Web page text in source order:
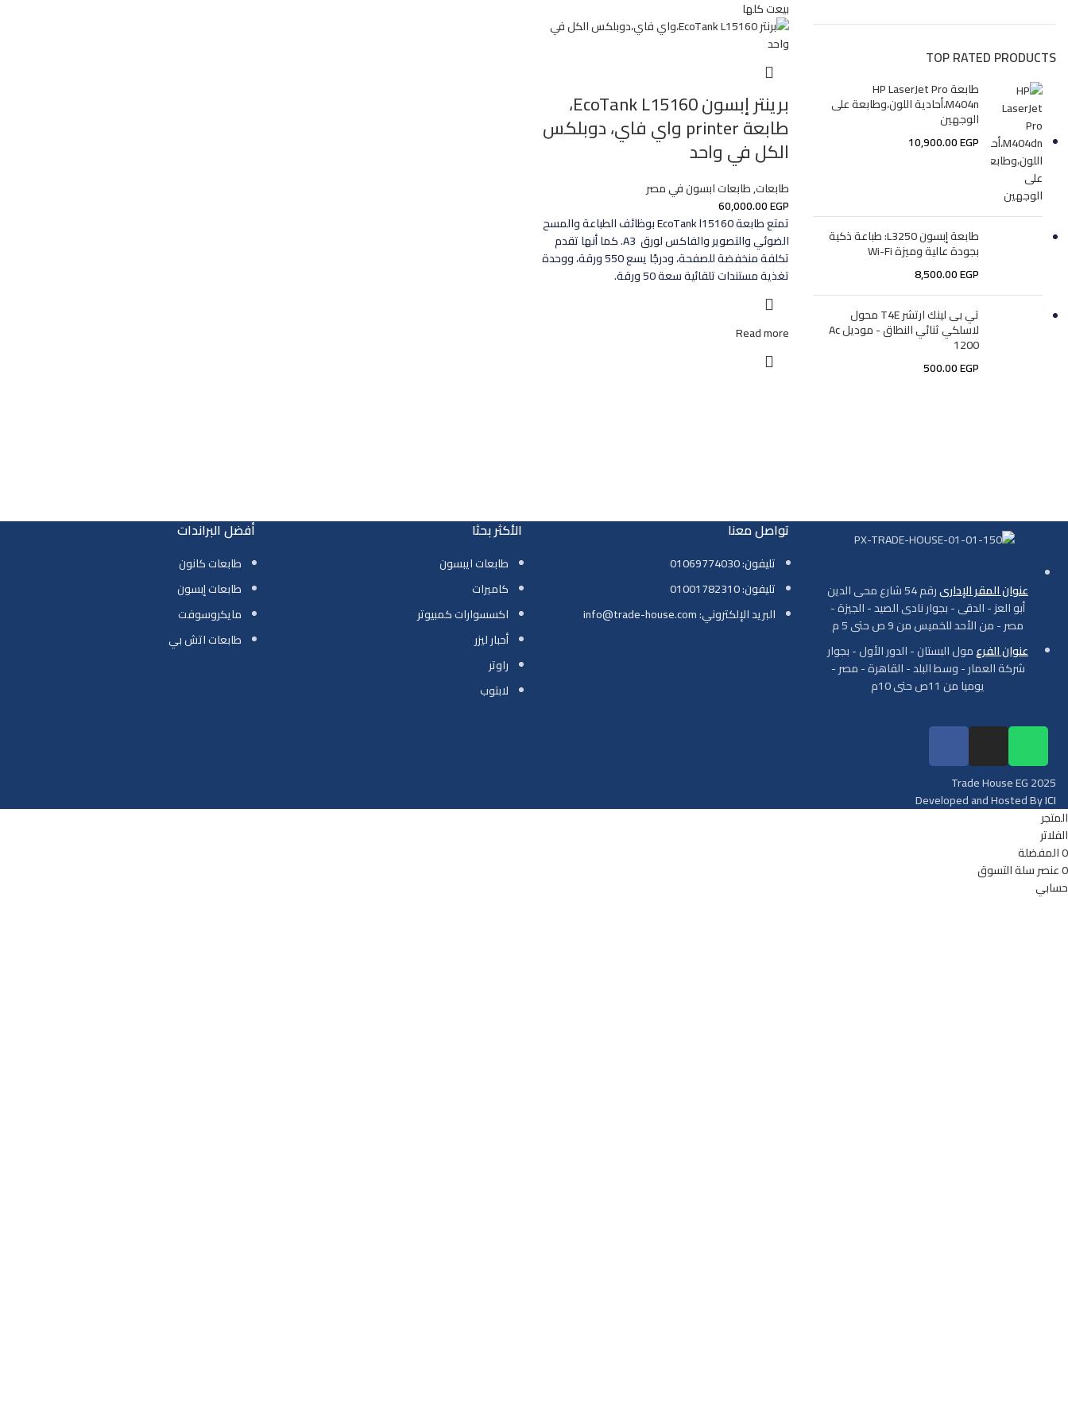
TOP RATED PRODUCTS
طابعة HP LaserJet Pro
M404n،أحادية اللون،وطابعة على
الوجهين
10,900.00EGP
طابعة إبسون L3250: طباعة ذكية
بجودة عالية وميزة Wi-Fi
8,500.00EGP
تي بى لينك ارتشر T4E محول
لاسلكي ثنائي النطاق - موديل Ac
1200
500.00EGP
بيعت كلها
برينتر إبسون EcoTank L15160،
طابعة printer واي فاي، دوبلكس
الكل في واحد
طابعات,طابعات ابسون في مصر
60,000.00EGP
تمتع طابعة EcoTank l15160 بوظائف الطباعة والمسح
الضوئي والتصوير والفاكس لورق A3 ‎. كما أنها تقدم
تكلفة منخفضة للصفحة، ودرجًا يسع 550 ورقة، ووحدة
تغذية مستندات تلقائية سعة 50 ورقة.
Read more
عنوان المقر الإدارى
رقم 54 شارع محى الدين
أبو العز - الدقى - بجوار نادى الصيد - الجيزة -
مصر - من الأحد للخميس من 9 ص حتى 5 م
عنوان الفرعمول البستان - الدور الأول - بجوار
شركة العمار - وسط البلد - القاهرة - مصر -
يوميا من 11ص حتى 10م
تواصل معنا
تليفون: 01069774030
تليفون: 01001782310
البريد الإلكتروني: info@trade-house.com
الأكثر بحثا
طابعات ايبسون
كاميرات
اكسسوارات كمبيوتر
أحبار ليزر
راوتر
لابتوب
أفضل البراندات
طابعات كانون
طابعات إبسون
مايكروسوفت
طابعات اتش بي
Trade House EG2025
Developed and Hosted ByICI
المتجر
الفلاتر
0المفضلة
0عنصرسلة التسوق
حسابي